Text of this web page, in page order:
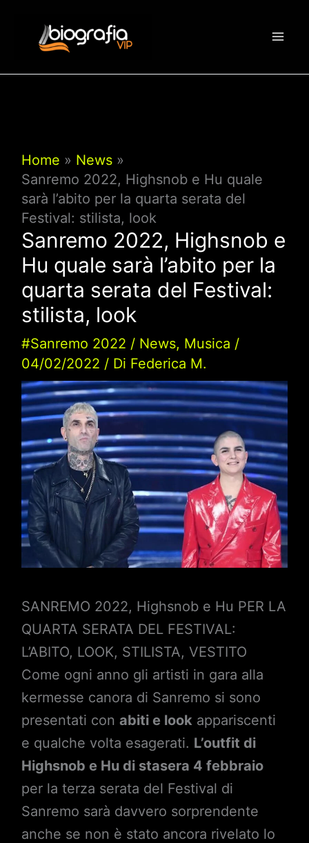
contenuto
Home
News
Sanremo 2022, Highsnob e Hu quale
sarà l’abito per la quarta serata del
Festival: stilista, look
Sanremo 2022, Highsnob e
Hu quale sarà l’abito per la
quarta serata del Festival:
stilista, look
#Sanremo 2022 / News, Musica /
04/02/2022 / Di Federica M.
SANREMO 2022, Highsnob e Hu PER LA
QUARTA SERATA DEL FESTIVAL:
L’ABITO, LOOK, STILISTA, VESTITO
Come ogni anno gli artisti in gara alla
kermesse canora di Sanremo si sono
presentati con abiti e lookappariscenti
e qualche volta esagerati. L’outfit di
Highsnob e Hu di stasera 4 febbraio
per la terza serata del Festival di
Sanremo sarà davvero sorprendente
anche se non è stato ancora rivelato lo